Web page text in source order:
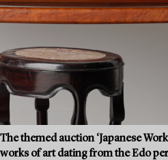
The themed auction ‘Japanese
works of art dating from the Edo